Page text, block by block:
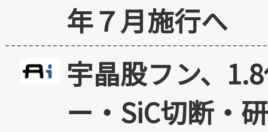
年７月施行へ
宇晶股フン、
ー・SiC切断・